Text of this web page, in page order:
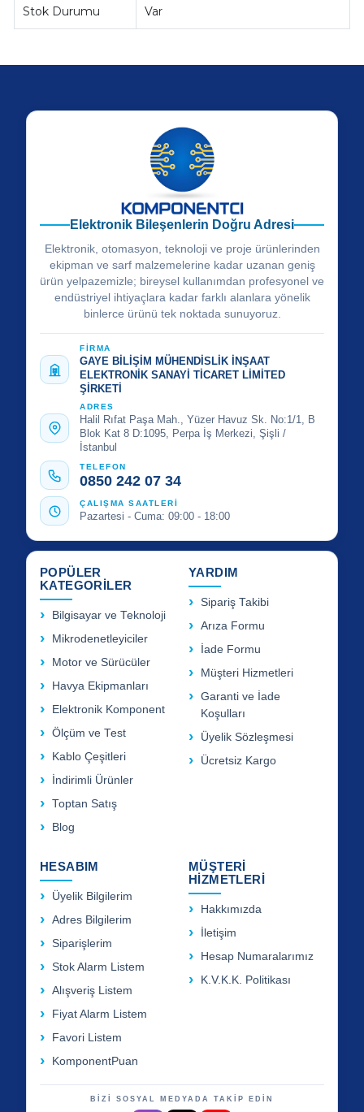
Stok Durumu Var
Elektronik Bileşenlerin Doğru Adresi
Elektronik, otomasyon, teknoloji ve proje ürünlerinden
ekipman ve sarf malzemelerine kadar uzanan geniş
ürün yelpazemizle; bireysel kullanımdan profesyonel ve
endüstriyel ihtiyaçlara kadar farklı alanlara yönelik
binlerce ürünü tek noktada sunuyoruz.
FİRMA
GAYE BİLİŞİM MÜHENDİSLİK İNŞAAT
ELEKTRONİK SANAYİ TİCARET LİMİTED
ŞİRKETİ
ADRES
Halil Rıfat Paşa Mah., Yüzer Havuz Sk. No:1/1, B
Blok Kat 8 D:1095, Perpa İş Merkezi, Şişli /
İstanbul
TELEFON
0850 242 07 34
ÇALIŞMA SAATLERİ
Pazartesi - Cuma: 09:00 - 18:00
POPÜLER
KATEGORİLER
Bilgisayar ve Teknoloji
Mikrodenetleyiciler
Motor ve Sürücüler
Havya Ekipmanları
Elektronik Komponent
Ölçüm ve Test
Kablo Çeşitleri
İndirimli Ürünler
Toptan Satış
Blog
YARDIM
Sipariş Takibi
Arıza Formu
İade Formu
Müşteri Hizmetleri
Garanti ve İade
Koşulları
Üyelik Sözleşmesi
Ücretsiz Kargo
HESABIM
Üyelik Bilgilerim
Adres Bilgilerim
Siparişlerim
Stok Alarm Listem
Alışveriş Listem
Fiyat Alarm Listem
Favori Listem
KomponentPuan
MÜŞTERİ
HİZMETLERİ
Hakkımızda
İletişim
Hesap Numaralarımız
K.V.K.K. Politikası
BİZİ SOSYAL MEDYADA TAKİP EDİN